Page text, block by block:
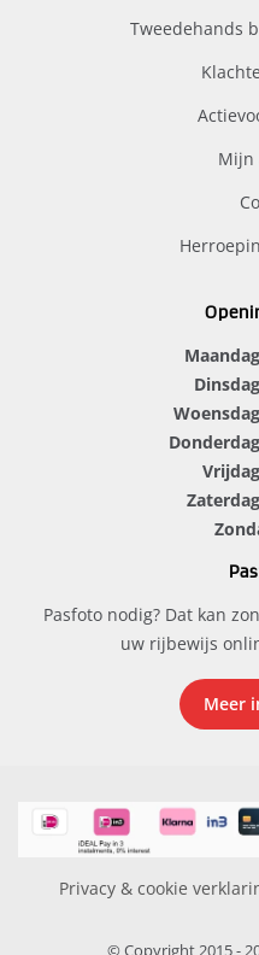
Tweedehands
Mijn
Maandag
Dinsdag
Woensdag
Donderdag
Vrijdag
Zaterdag
Pasfoto nodig? Dat kan
uw rijbewijs
Meer
Privacy & cookie